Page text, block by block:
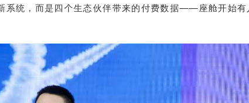
系统，而是四个生态伙伴带来的付费数据——座舱开始有